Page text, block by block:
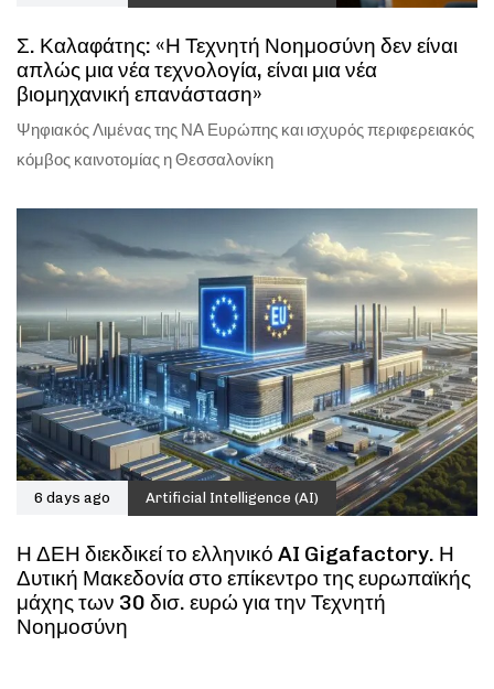
Σ. Καλαφάτης: «Η Τεχνητή Νοημοσύνη δεν είναι
απλώς μια νέα τεχνολογία, είναι μια νέα
βιομηχανική επανάσταση»
Ψηφιακός Λιμένας της ΝΑ Ευρώπης και ισχυρός περιφερειακός
κόμβος καινοτομίας η Θεσσαλονίκη
6 days ago Artificial Intelligence (AI)
Η ΔΕΗ διεκδικεί το ελληνικό AI Gigafactory. Η
Δυτική Μακεδονία στο επίκεντρο της ευρωπαϊκής
μάχης των 30 δισ. ευρώ για την Τεχνητή
Νοημοσύνη